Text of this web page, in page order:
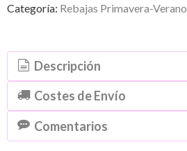
Categoría: Rebajas Primavera-Verano
Descripción
Costes de Envío
Comentarios